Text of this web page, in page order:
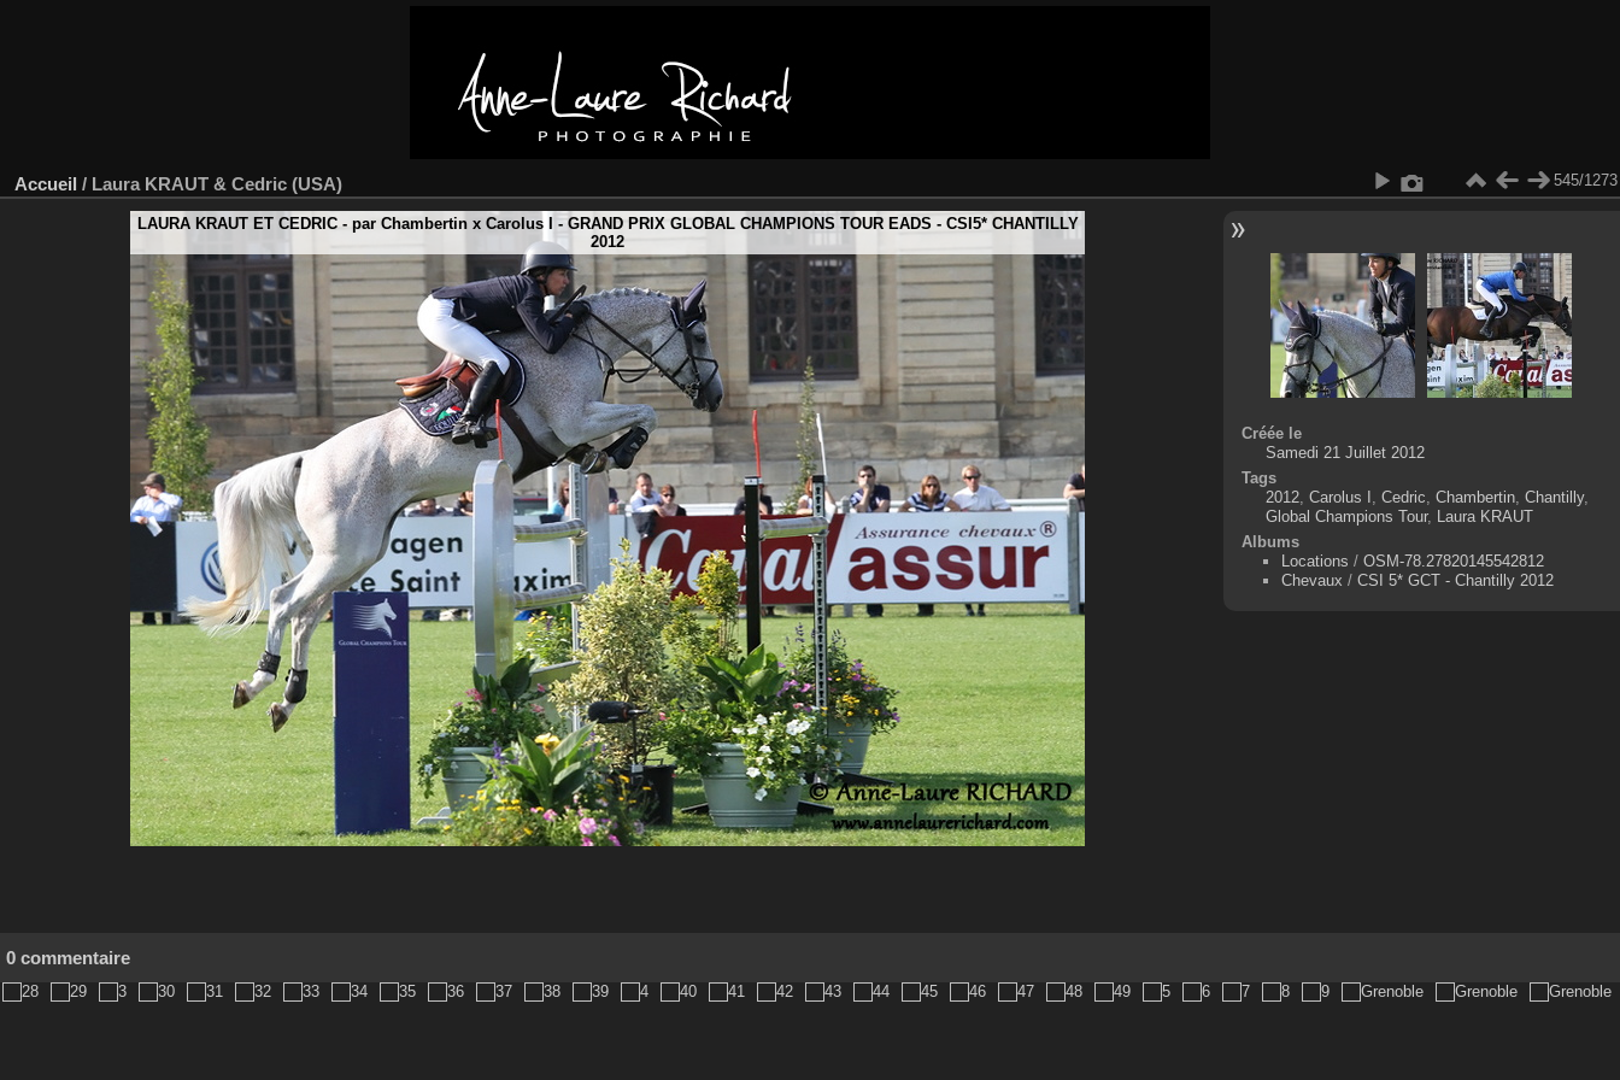
Accueil / Laura KRAUT & Cedric (USA) 545/1273
LAURA KRAUT ET CEDRIC - par Chambertin x Carolus I - GRAND PRIX GLOBAL CHAMPIONS TOUR EADS - CSI5* CHANTILLY
2012
Créée le
Samedi 21 Juillet 2012
Tags
2012, Carolus I , Cedric, Chambertin, Chantilly,
Global Champions Tour, Laura KRAUT
Albums
Locations / OSM-78.27820145542812
Chevaux / CSI 5* GCT - Chantilly 2012
0 commentaire